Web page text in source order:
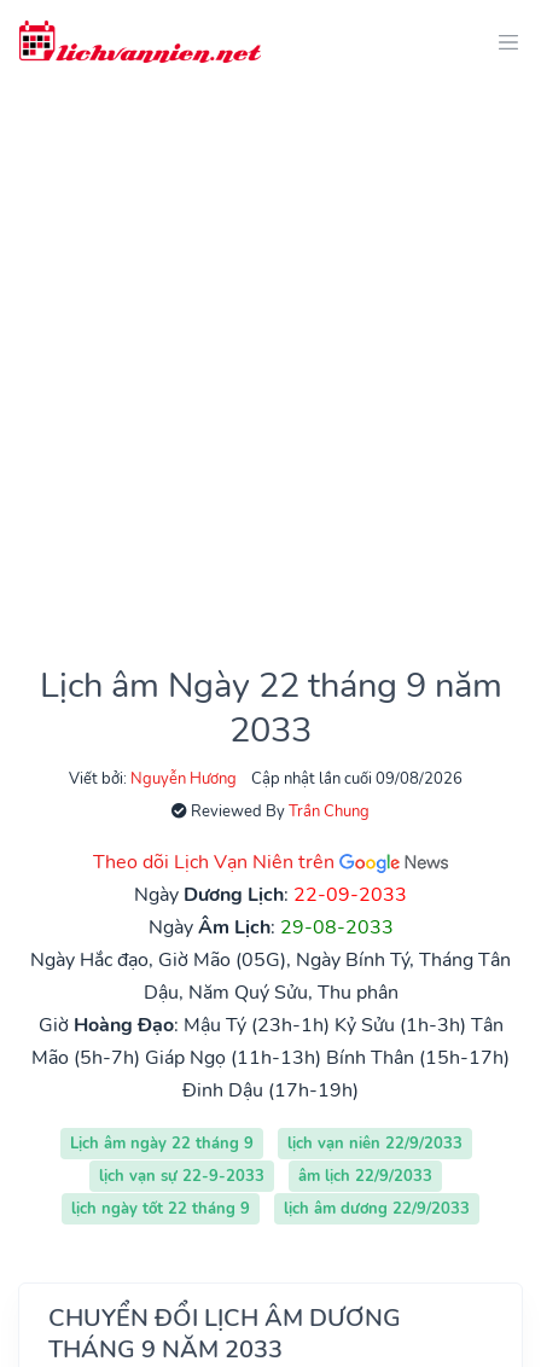
Lịch âm Ngày 22 tháng 9 năm
2033
Viết bởi: Nguyễn Hương
Cập nhật lần cuối 09/08/2026
Reviewed ByTrần Chung
Theo dõi Lịch Vạn Niên trên
Ngày Dương Lịch: 22-09-2033
NgàyÂm Lịch: 29-08-2033
Ngày Hắc đạo, Giờ Mão (05G), Ngày Bính Tý, Tháng Tân
Dậu, Năm Quý Sửu, Thu phân
Giờ Hoàng Đạo: Mậu Tý (23h-1h) Kỷ Sửu (1h-3h) Tân
Mão (5h-7h) Giáp Ngọ (11h-13h) Bính Thân (15h-17h)
Đinh Dậu (17h-19h)
Lịch âm ngày 22 tháng 9
lịch vạn niên 22/9/2033
lịch vạn sự 22-9-2033
âm lịch 22/9/2033
lịch ngày tốt 22 tháng 9
lịch âm dương 22/9/2033
CHUYỂN ĐỔI LỊCH ÂM DƯƠNG
THÁNG 9 NĂM 2033